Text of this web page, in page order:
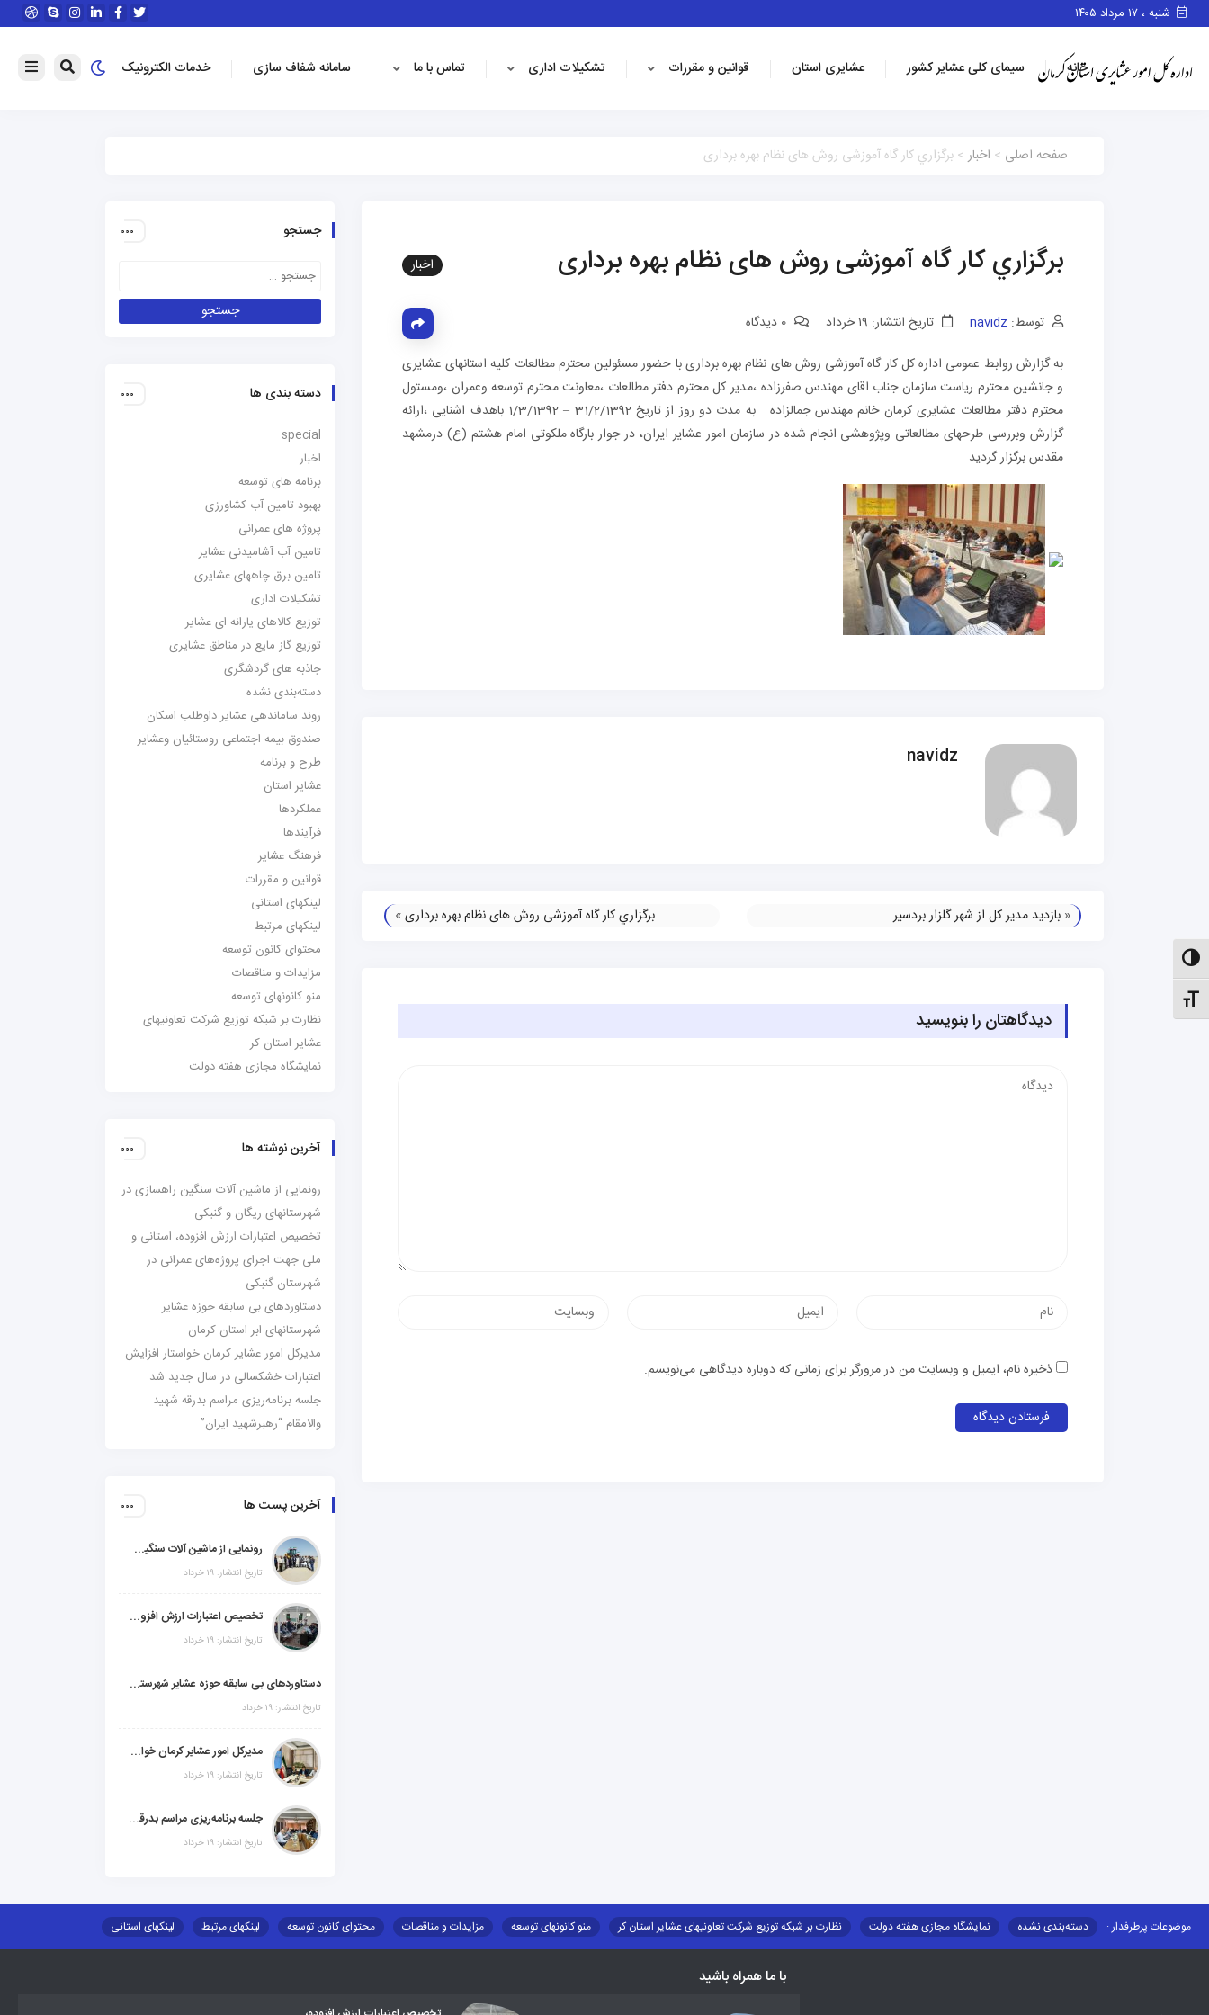
حالت کنتراست بالا
تنظیم اندازهٔ فونت
شنبه ، ۱۷ مرداد ۱۴۰۵
خانه سیمای کلی عشایر کشور عشایری استان قوانین و مقررات تشکیلات اداری تماس با ما سامانه شفاف سازی خدمات الکترونیک
صفحه اصلی > اخبار> برگزاري کار گاه آموزشی روش های نظام بهره برداری
برگزاري کار گاه آموزشی روش های نظام بهره برداری اخبار
توسط: navidz تاریخ انتشار: ۱۹ خرداد
به گزارش روابط عمومی اداره کل کار گاه آموزشی روش های نظام بهره برداری با حضور مسئولین محترم مطالعات کلیه استانهای عشایری
و جانشین محترم ریاست سازمان جناب اقای مهندس صفرزاده ،مدیر کل محترم دفتر مطالعات ،معاونت محترم توسعه وعمران ،ومستول
محترم دفتر مطالعات عشایری کرمان خانم مهندس جمالزاده به مدت دو روز از تاریخ 31/2/1392 – 1/3/1392 باهدف اشنایی ،ارائه
گزارش وبررسی طرحهای مطالعاتی وپژوهشی انجام شده در سازمان امور عشایر ایران، در جوار بارگاه ملکوتی امام هشتم (ع) درمشهد
مقدس برگزار گردید.
navidz
« بازديد مدير كل از شهر گلزار بردسير برگزاري کار گاه آموزشی روش های نظام بهره برداری»
دیدگاهتان را بنویسید
پست
وب‌سایت
ذخیره نام، ایمیل و وبسایت من در مرورگر برای زمانی که دوباره دیدگاهی می‌نویسم.
جستجو
دسته بندی ها
special
اخبار
برنامه های توسعه
بهبود تامین آب کشاورزی
پروژه های عمرانی
تامین آب آشامیدنی عشایر
تامین برق چاههای عشایری
تشکیلات اداری
توزیع کالاهای یارانه ای عشایر
توزیع گاز مایع در مناطق عشایری
جاذبه های گردشگری
دسته‌بندی نشده
روند ساماندهی عشایر داوطلب اسکان
صندوق بیمه اجتماعی روستائیان وعشایر
طرح و برنامه
عشایر استان
عملکردها
فرآیندها
فرهنگ عشایر
قوانین و مقررات
لینکهای استانی
لینکهای مرتبط
محتوای کانون توسعه
مزایدات و مناقصات
منو کانونهای توسعه
نظارت بر شبکه توزیع شرکت تعاونیهای
عشایر استان کر
نمایشگاه مجازی هفته دولت
آخرین نوشته ها
رونمایی از ماشین آلات سنگین راهسازی در
شهرستانهای ریگان و گنبکی
تخصیص اعتبارات ارزش افزوده، استانی و
ملی جهت اجرای پروژه‌های عمرانی در
شهرستان گنبکی
دستاوردهای بی سابقه حوزه عشایر
شهرستانهای ابر استان کرمان
مدیرکل امور عشایر کرمان خواستار افزایش
اعتبارات خشکسالی در سال جدید شد
جلسه برنامه‌ریزی مراسم بدرقه شهید
والامقام “رهبرشهید ایران”
آخرین پست ها
رونمایی از ماشین آلات سنگین راهسازی در شهرستانهای ریگان و گنبکی
تاریخ انتشار: ۱۹ خرداد
تخصیص اعتبارات ارزش افزوده، استانی و ملی جهت اجرای پروژه‌های عمرانی در شهرستان گنبکی
تاریخ انتشار: ۱۹ خرداد
دستاوردهای بی سابقه حوزه عشایر شهرستانهای ابر استان کرمان
تاریخ انتشار: ۱۹ خرداد
مدیرکل امور عشایر کرمان خواستار افزایش اعتبارات خشکسالی در سال جدید شد
تاریخ انتشار: ۱۹ خرداد
جلسه برنامه‌ریزی مراسم بدرقه شهید والامقام "رهبرشهید ایران"
تاریخ انتشار: ۱۹ خرداد
موضوعات پرطرفدار : دسته‌بندی نشده نمایشگاه مجازی هفته دولت نظارت بر شبکه توزیع شرکت تعاونیهای عشایر استان کر منو کانونهای توسعه مزایدات و مناقصات محتوای کانون توسعه لینکهای مرتبط
لینکهای استانی
با ما همراه باشید